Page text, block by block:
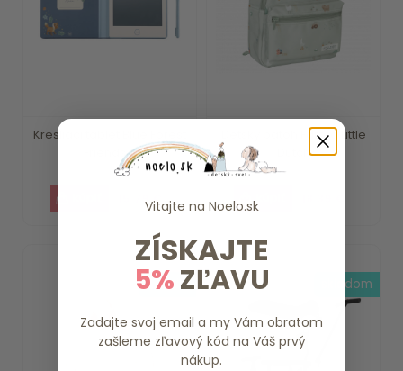
Kresliaci tablet Blue Forest
Friends ...
15.79 €
Detský batoh Farma Little
Dutch
3-4 dni skladom
Vitajte na Noelo.sk
ZÍSKAJTE
5%ZĽAVU
Zadajte svoj email a my Vám obratom
zašleme zľavový kód na Váš prvý
nákup.